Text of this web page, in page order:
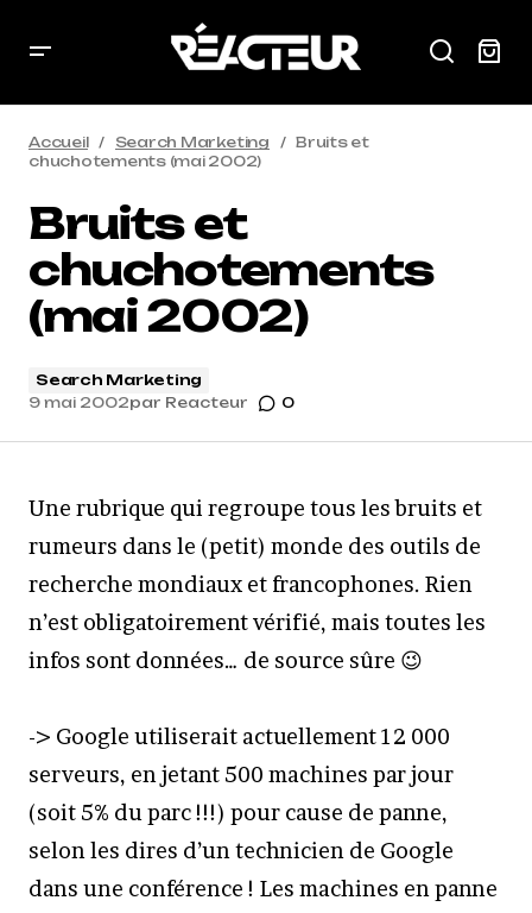
Accueil Search Marketing
Bruits et
chuchotements (mai 2002)
Bruits et
chuchotements
(mai 2002)
Search Marketing
9 mai 2002par Reacteur 0
Une rubrique qui regroupe tous les bruits et
rumeurs dans le (petit) monde des outils de
recherche mondiaux et francophones. Rien
n’est obligatoirement vérifié, mais toutes les
infos sont données… de source sûre 😉
-> Google utiliserait actuellement 12 000
serveurs, en jetant 500 machines par jour
(soit 5% du parc !!!) pour cause de panne,
selon les dires d’un technicien de Google
dans une conférence ! Les machines en panne